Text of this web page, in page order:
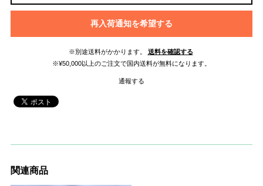
再入荷通知を希望する
※別途送料がかかります。
送料を確認する
※¥50,000以上のご注文で国内送料が無料になります。
通報する
関連商品